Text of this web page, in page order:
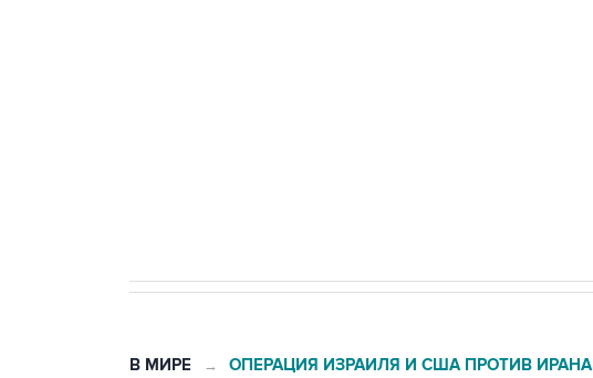
В МИРЕ → ОПЕРАЦИЯ ИЗРАИЛЯ И США ПРОТИВ ИРАНА